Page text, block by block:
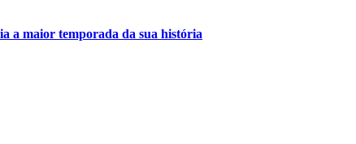
a maior temporada da sua história